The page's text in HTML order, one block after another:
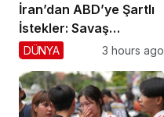
İran’dan ABD’ye Şartlı
İstekler: Savaş
Sonlansın!
DÜNYA 3 hours ago